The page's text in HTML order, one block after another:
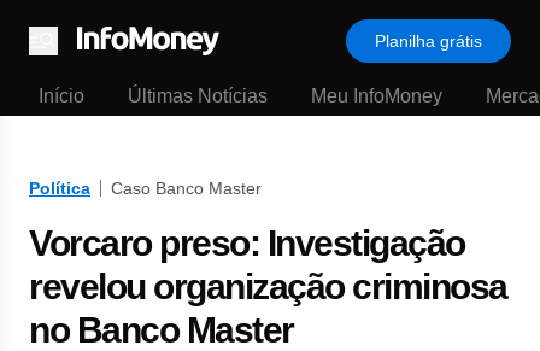
Menu
Planilha grátis
Início Últimas Notícias Meu InfoMoney
Política Caso Banco Master
Vorcaro preso: Investigação
revelou organização criminosa
no Banco Master